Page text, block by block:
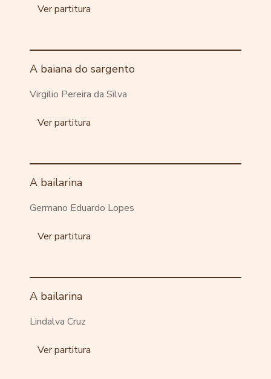
Ver partitura
A baiana do sargento
Virgilio Pereira da Silva
Ver partitura
A bailarina
Germano Eduardo Lopes
Ver partitura
A bailarina
Lindalva Cruz
Ver partitura